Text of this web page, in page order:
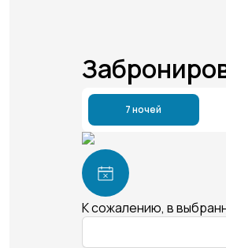
7 ночей
К сожалению, в